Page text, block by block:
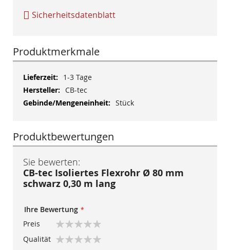
Sicherheitsdatenblatt
Produktmerkmale
Mehr
Informationen
1-3 Tage
CB-tec
Stück
Produktbewertungen
Sie bewerten:
CB-tec Isoliertes Flexrohr Ø 80 mm
schwarz 0,30 m lang
Ihre Bewertung
Preis
star
stars
stars
stars
stars
Qualität